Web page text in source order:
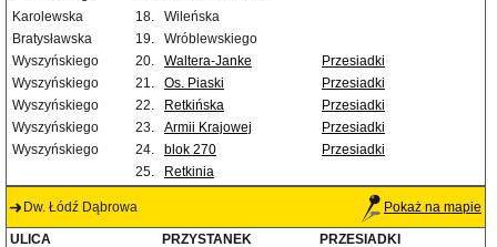
Karolewska
18.
Wileńska
Bratysławska
19.
Wróblewskiego
Wyszyńskiego
20. Waltera-Janke
Przesiadki
Wyszyńskiego
21. Os. Piaski
Przesiadki
Wyszyńskiego
22. Retkińska
Przesiadki
Wyszyńskiego
23. Armii Krajowej
Przesiadki
Wyszyńskiego
24. blok 270
Przesiadki
25.
Retkinia
Dw. Łódź Dąbrowa Pokaż na mapie
ULICA PRZYSTANEK
PRZESIADKI